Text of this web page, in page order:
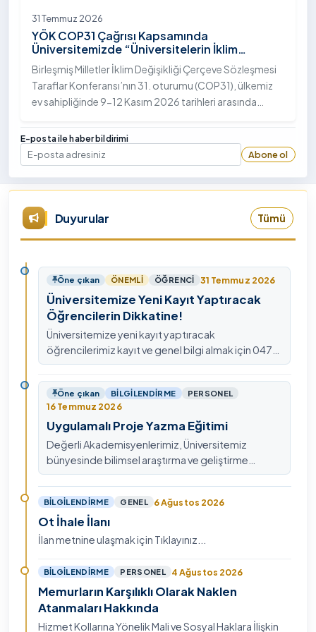
31 Temmuz 2026
YÖK COP31 Çağrısı Kapsamında
Üniversitemizde “Üniversitelerin İklim
Diplomasisindeki Rolü” Konulu Bilgilendirme
Toplantısı Yapıldı
Birleşmiş Milletler İklim Değişikliği Çerçeve Sözleşmesi
Taraflar Konferansı’nın 31. oturumu (COP31), ülkemiz
ev sahipliğinde 9-12 Kasım 2026 tarihleri arasında
Yükseköğretim Kurulu (YÖK), üniversitelerin akademik
katkı ve proje bildirimlerini koordine etme çağrısında
bulundu. Ardahan Üniversitesinde 31 Temmuz 2026
E-posta ile haber bildirimi
E-posta
Abone ol
Duyurular Tümü
Öne çıkan ÖNEMLI ÖĞRENCI 31 Temmuz 2026
Üniversitemize Yeni Kayıt Yaptıracak
Öğrencilerin Dikkatine!
Üniversitemize yeni kayıt yaptıracak
öğrencilerimiz kayıt ve genel bilgi almak için 0478
211 75 75 Dahili: 1913 nolu telefondan
ulaşabilirsiniz.
Öne çıkan BILGILENDIRME PERSONEL
16 Temmuz 2026
Uygulamalı Proje Yazma Eğitimi
Değerli Akademisyenlerimiz, Üniversitemiz
bünyesinde bilimsel araştırma ve geliştirme
kültürünü güçlendirmek, ulusal ve uluslararası fon
mekanizmala…
BILGILENDIRME GENEL 6 Ağustos 2026
Ot İhale İlanı
İlan metnine ulaşmak için Tıklayınız...
BILGILENDIRME PERSONEL 4 Ağustos 2026
Memurların Karşılıklı Olarak Naklen
Atanmaları Hakkında
Hizmet Kollarına Yönelik Mali ve Sosyal Haklara İlişkin